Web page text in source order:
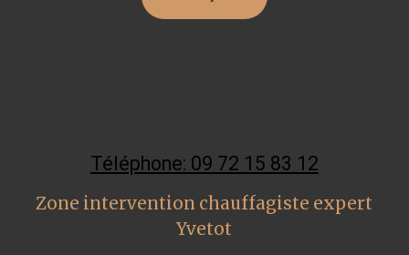
Téléphone: 09 72 15 83 12
Zone intervention chauffagiste expert
Yvetot